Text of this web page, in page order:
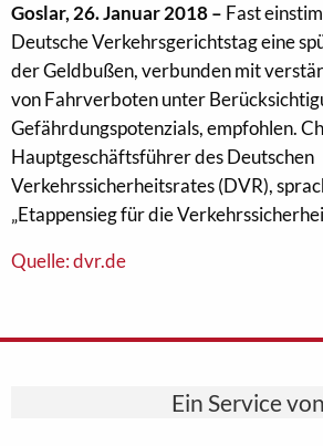
Goslar, 26. Januar 2018 – Fast
Deutsche Verkehrsgerichtstag eine
der Geldbußen, verbunden mit
von Fahrverboten unter
Gefährdungspotenzials, empfohlen.
Hauptgeschäftsführer des Deutschen
Verkehrssicherheitsrates (DVR),
„Etappensieg für die
Quelle: dvr.de
Ein Service von